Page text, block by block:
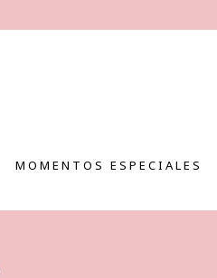
MOMENTOS ESPECIALES